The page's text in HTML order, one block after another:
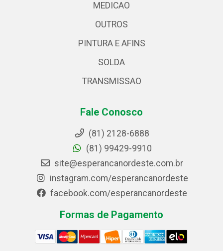
MEDICAO
OUTROS
PINTURA E AFINS
SOLDA
TRANSMISSAO
Fale Conosco
(81) 2128-6888
(81) 99429-9910
site@esperancanordeste.com.br
instagram.com/esperancanordeste
facebook.com/esperancanordeste
Formas de Pagamento